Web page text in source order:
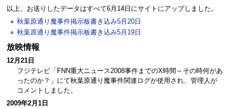
以上、お送りしたデータはすべて6月14日にサイトにアップしました。
秋葉原通り魔事件掲示板書き込み5月20日
秋葉原通り魔事件掲示板書き込み5月19日
放映情報
12月21日
フジテレビ「FNN重大ニュース2008事件までのX時間～その時何があ
ったのか？」にて秋葉原通り魔事件関連ログが使用され、管理人が
コメントしました。
2009年2月1日